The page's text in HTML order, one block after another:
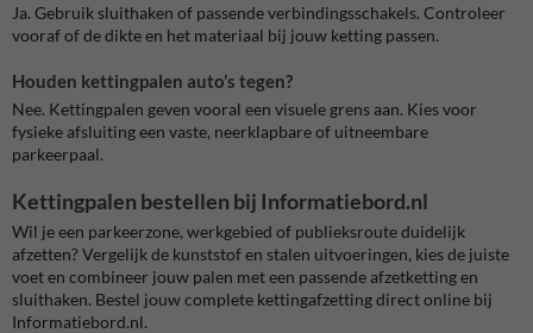
Ja. Gebruik sluithaken of passende verbindingsschakels. Controleer
vooraf of de dikte en het materiaal bij jouw ketting passen.
Houden kettingpalen auto’s tegen?
Nee. Kettingpalen geven vooral een visuele grens aan. Kies voor
fysieke afsluiting een vaste, neerklapbare of uitneembare
parkeerpaal.
Kettingpalen bestellen bij Informatiebord.nl
Wil je een parkeerzone, werkgebied of publieksroute duidelijk
afzetten? Vergelijk de kunststof en stalen uitvoeringen, kies de juiste
voet en combineer jouw palen met een passende afzetketting en
sluithaken. Bestel jouw complete kettingafzetting direct online bij
Informatiebord.nl.